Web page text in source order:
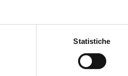
Statistiche
disporre di una
dotato di microfono e
docente di interagire con i
di effettuare delle connessioni